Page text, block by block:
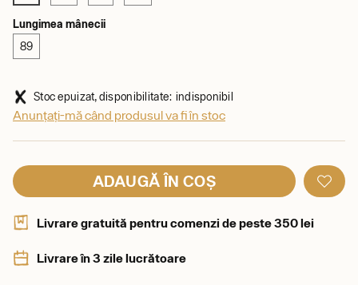
Lungimea mânecii
89
Stoc epuizat, disponibilitate: indisponibil
Anunțați-mă când produsul va fi în stoc
ADAUGĂ ÎN COȘ
Livrare gratuită pentru comenzi de peste 350 lei
Livrare în 3 zile lucrătoare